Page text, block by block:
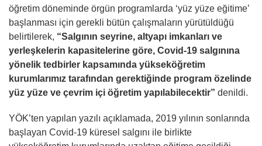
öğretim döneminde örgün programlarda ‘yüz yüze eğitime’
başlanması için gerekli bütün çalışmaların yürütüldüğü
belirtilerek, “Salgının seyrine, altyapı imkanları ve
yerleşkelerin kapasitelerine göre, Covid-19 salgınına
yönelik tedbirler kapsamında yükseköğretim
kurumlarımız tarafından gerektiğinde program özelinde
yüz yüze ve çevrim içi öğretim yapılabilecektir” denildi.
YÖK’ten yapılan yazılı açıklamada, 2019 yılının sonlarında
başlayan Covid-19 küresel salgını ile birlikte